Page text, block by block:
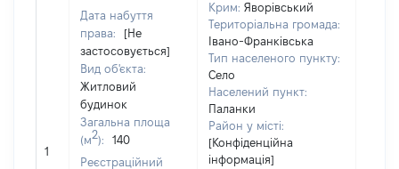
1
Дата набуття
права:
[Не
застосовується]
Вид об'єкта:
Житловий
будинок
Загальна площа
(м2):
140
Реєстраційний
Крим: Яворівський
Територіальна громада:
Івано-Франківська
Тип населеного пункту:
Село
Населений пункт:
Паланки
Район у місті:
[Конфіденційна
інформація]